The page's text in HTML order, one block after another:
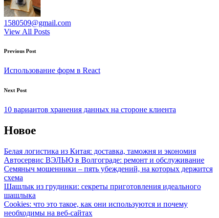
1580509@gmail.com
View All Posts
Post
navigation
Previous Post
Использование форм в React
Next Post
10 вариантов хранения данных на стороне клиента
Новое
Белая логистика из Китая: доставка, таможня и экономия
Автосервис ВЭЛЬЮ в Волгограде: ремонт и обслуживание
Семяныч мошенники – пять убеждений, на которых держится
схема
Шашлык из грудинки: секреты приготовления идеального
шашлыка
Cookies: что это такое, как они используются и почему
необходимы на веб-сайтах